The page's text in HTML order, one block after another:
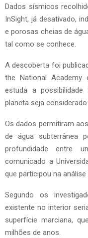
Dados sísmicos
InSight, já desativado,
e porosas cheias de
tal como se conhece.
A descoberta foi
the National
estuda a
planeta seja
Os dados permitiram
de água subterrânea
profundidade entre
comunicado a
que participou na
Segundo os
existente no interior
superfície marciana,
milhões de anos.